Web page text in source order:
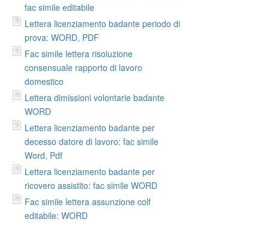
fac simile editabile
Lettera licenziamento badante periodo di
prova: WORD, PDF
Fac simile lettera risoluzione
consensuale rapporto di lavoro
domestico
Lettera dimissioni volontarie badante
WORD
Lettera licenziamento badante per
decesso datore di lavoro: fac simile
Word, Pdf
Lettera licenziamento badante per
ricovero assistito: fac simile WORD
Fac simile lettera assunzione colf
editabile: WORD